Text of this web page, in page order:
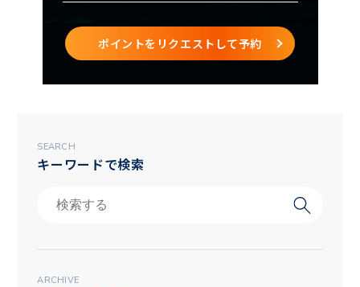
ポイントをリクエストして予約
SEARCH
キーワードで検索
ARCHIVE